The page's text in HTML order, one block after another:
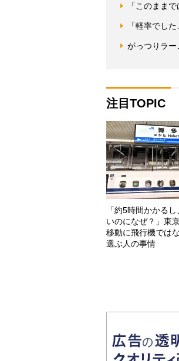
「このまま
「軽率でし
がっつりラ
注目TOPIC
「約5時間かかる
いのになぜ？」東
移動に飛行機では
選ぶ人の事情